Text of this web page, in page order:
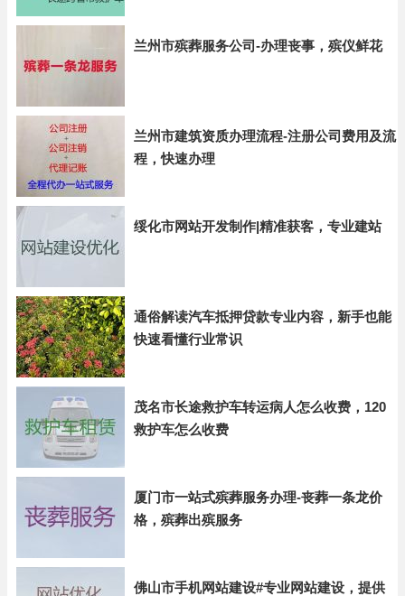
兰州市殡葬服务公司-办理丧事，殡仪鲜花
兰州市建筑资质办理流程-注册公司费用及流
程，快速办理
绥化市网站开发制作|精准获客，专业建站
通俗解读汽车抵押贷款专业内容，新手也能
快速看懂行业常识
茂名市长途救护车转运病人怎么收费，120
救护车怎么收费
厦门市一站式殡葬服务办理-丧葬一条龙价
格，殡葬出殡服务
佛山市手机网站建设#专业网站建设，提供